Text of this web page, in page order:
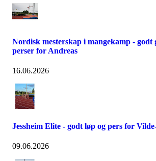
Nordisk mesterskap i mangekamp - godt
perser for Andreas
16.06.2026
Jessheim Elite - godt løp og pers for
09.06.2026